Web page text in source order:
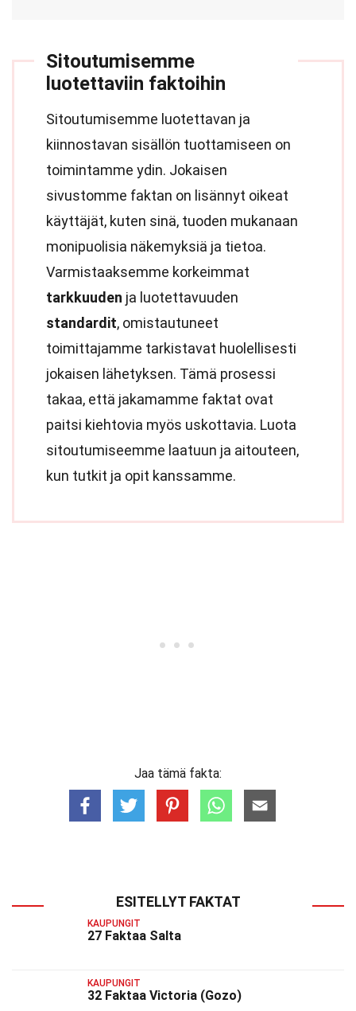
Sitoutumisemme
luotettaviin faktoihin
Sitoutumisemme luotettavan ja
kiinnostavan sisällön tuottamiseen on
toimintamme ydin. Jokaisen
sivustomme faktan on lisännyt oikeat
käyttäjät, kuten sinä, tuoden mukanaan
monipuolisia näkemyksiä ja tietoa.
Varmistaaksemme korkeimmat
tarkkuuden ja luotettavuuden
standardit, omistautuneet
toimittajamme tarkistavat huolellisesti
jokaisen lähetyksen. Tämä prosessi
takaa, että jakamamme faktat ovat
paitsi kiehtovia myös uskottavia. Luota
sitoutumiseemme laatuun ja aitouteen,
kun tutkit ja opit kanssamme.
Jaa tämä fakta:
ESITELLYT FAKTAT
KAUPUNGIT
27 Faktaa Salta
KAUPUNGIT
32 Faktaa Victoria (Gozo)